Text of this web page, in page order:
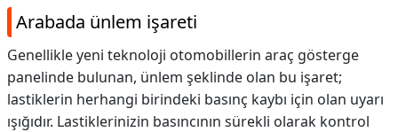
Arabada ünlem işareti
Genellikle yeni teknoloji otomobillerin araç gösterge
panelinde bulunan, ünlem şeklinde olan bu işaret;
lastiklerin herhangi birindeki basınç kaybı için olan uyarı
ışığıdır. Lastiklerinizin basıncının sürekli olarak kontrol